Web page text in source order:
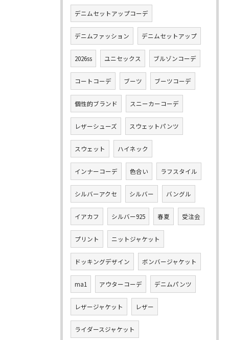
デニムセットアップコーデ
デニムファッション デニムセットアップ
2026ss ユニセックス ブルゾンコーデ
コートコーデ ブーツ ブーツコーデ
個性的ブランド スニーカーコーデ
レザーシューズ スウェットパンツ
スウェット ハイネック
インナーコーデ 色合い ラフスタイル
シルバーアクセ シルバー バングル
イアカフ シルバー925 春夏 受注会
プリント ニットジャケット
ドッキングデザイン ボンバージャケット
ma1 アウターコーデ デニムパンツ
レザージャケット レザー
ライダースジャケット